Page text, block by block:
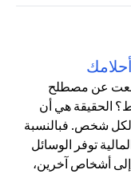
سمعت عن مصطلح
الحقيقة هي أن
لكل شخص. فبالنسبة
توفر الوسائل
إلى أشخاص آخرين،